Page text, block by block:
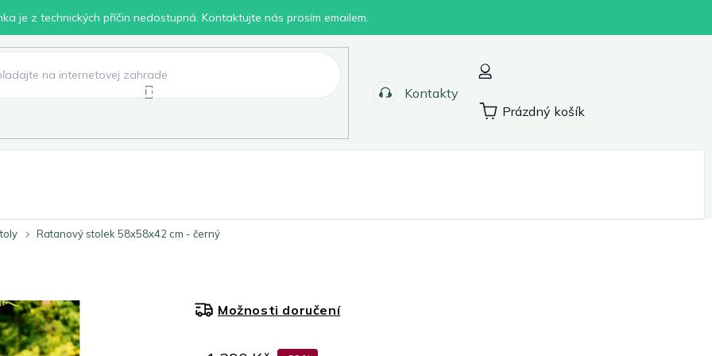
je z technických příčin nedostupná. Kontaktujte nás prosím emailem.
Kontakty
Nákupní
Prázdný košík
Ratanový stolek 58x58x42 cm - černý
Možnosti doručení